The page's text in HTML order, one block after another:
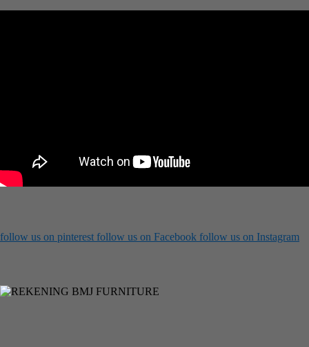
follow us on pinterest follow us on Facebook follow us on Instagram